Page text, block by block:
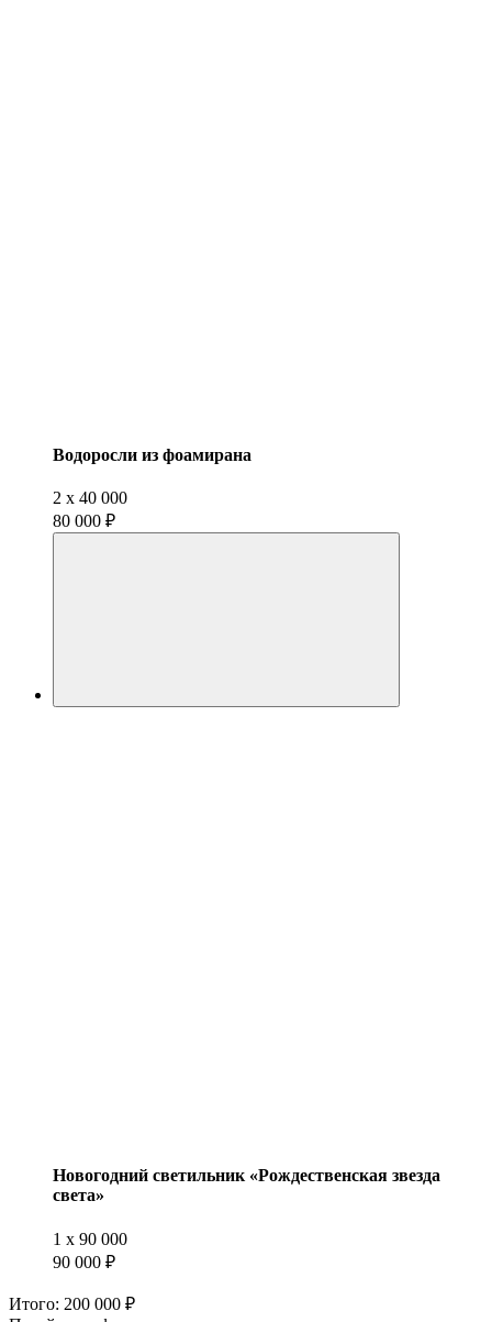
Водоросли из фоамирана
2 x 40 000
80 000 ₽
Новогодний светильник «Рождественская звезда
света»
1 x 90 000
90 000 ₽
Итого: 200 000 ₽